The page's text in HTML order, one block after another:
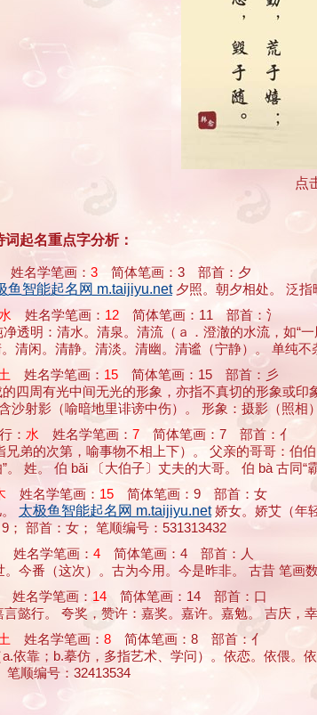
点
词起名重点字分析：
姓名学笔画： 3 简体笔画：3 部首：夕
鱼智能起名网 m.taijiyu.net夕照。朝夕相处。 泛指
水 姓名学笔画： 12 简体笔画：11 部首：氵
透明：清水。清泉。清流（ａ．澄澈的水流，如“
清闲。清静。清淡。清幽。清谧（宁静）。 单纯
姓名学笔画： 15 简体笔画：15 部首：彡
四周有光中间无光的形象，亦指不真切的形象或
沙射影（喻暗地里诽谤中伤）。 形象：摄影（照
： 水 姓名学笔画： 7 简体笔画：7 部首：亻
弟的次第，喻事物不相上下）。 父亲的哥哥：伯
。 姓。 伯 bǎi 〔大伯子〕丈夫的大哥。 伯 bà 古同“
姓名学笔画： 15 简体笔画：9 部首：女
太极鱼智能起名网 m.taijiyu.net娇女。娇艾（年
； 部首：女； 笔顺编号：531313432
姓名学笔画： 4 简体笔画：4 部首：人
今番（这次）。古为今用。今是昨非。 古昔 笔画
姓名学笔画： 14 简体笔画：14 部首：口
懿行。 夸奖，赞许：嘉奖。嘉许。嘉勉。 吉庆，
姓名学笔画： 8 简体笔画：8 部首：亻
依靠；b.摹仿，多指艺术、学问）。依恋。依偎。
笔顺编号：32413534